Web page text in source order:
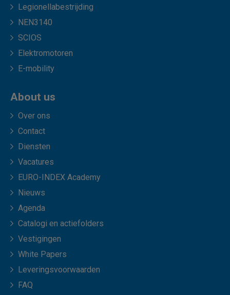
Legionellabestrijding
NEN3140
SCIOS
Elektromotoren
E-mobility
About us
Over ons
Contact
Diensten
Vacatures
EURO-INDEX Academy
Nieuws
Agenda
Catalogi en actiefolders
Vestigingen
White Papers
Leveringsvoorwaarden
FAQ